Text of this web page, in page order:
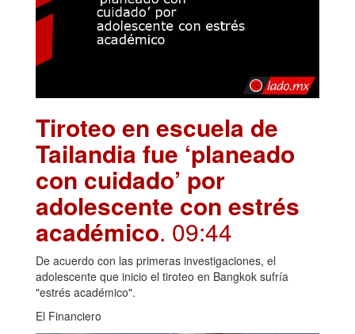
Tiroteo en escuela de
Tailandia fue ‘planeado
con cuidado’ por
adolescente con estrés
académico. 09:44
De acuerdo con las primeras investigaciones, el
adolescente que inicio el tiroteo en Bangkok sufría
"estrés académico".
El Financiero